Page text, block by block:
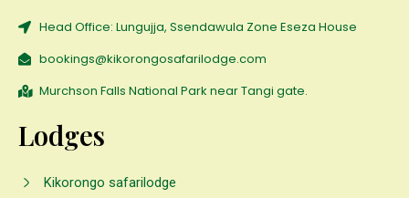
Head Office: Lungujja, Ssendawula Zone Eseza House
bookings@kikorongosafarilodge.com
Murchson Falls National Park near Tangi gate.
Lodges
Kikorongo safarilodge